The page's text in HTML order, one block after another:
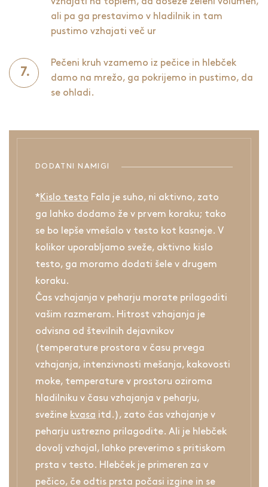
ali pa ga prestavimo v hladilnik in tam
pustimo vzhajati več ur
Pečeni kruh vzamemo iz pečice in hlebček
damo na mrežo, ga pokrijemo in pustimo, da
se ohladi.
DODATNI NAMIGI
* Kislo testo Fala je suho, ni aktivno, zato
ga lahko dodamo že v prvem koraku; tako
se bo lepše vmešalo v testo kot kasneje. V
kolikor uporabljamo sveže, aktivno kislo
testo, ga moramo dodati šele v drugem
koraku.
Čas vzhajanja v peharju morate prilagoditi
vašim razmeram. Hitrost vzhajanja je
odvisna od številnih dejavnikov
(temperature prostora v času prvega
vzhajanja, intenzivnosti mešanja, kakovosti
moke, temperature v prostoru oziroma
hladilniku v času vzhajanja v peharju,
svežine kvasa itd.), zato čas vzhajanje v
peharju ustrezno prilagodite. Ali je hlebček
dovolj vzhajal, lahko preverimo s pritiskom
prsta v testo. Hlebček je primeren za v
pečico, če odtis prsta počasi izgine in se